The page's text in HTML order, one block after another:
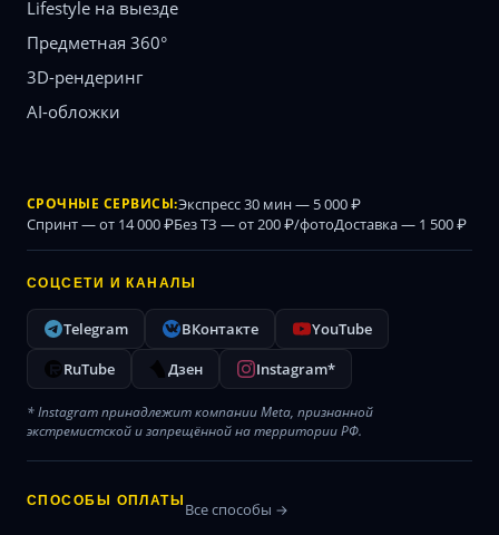
Lifestyle на выезде
Предметная 360°
3D-рендеринг
AI-обложки
СРОЧНЫЕ СЕРВИСЫ:Экспресс 30 мин — 5 000 ₽
Спринт — от 14 000 ₽Без ТЗ — от 200 ₽/фотоДоставка — 1 500 ₽
СОЦСЕТИ И КАНАЛЫ
Telegram ВКонтакте
YouTube
RuTube
Дзен Instagram*
* Instagram принадлежит компании Meta, признанной
экстремистской и запрещённой на территории РФ.
СПОСОБЫ ОПЛАТЫ Все способы →